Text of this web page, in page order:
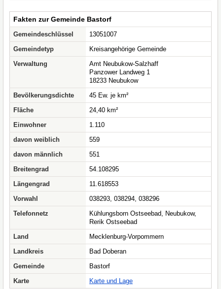
Fakten zur Gemeinde Bastorf
Gemeindeschlüssel
13051007
Gemeindetyp
Kreisangehörige Gemeinde
Verwaltung
Amt Neubukow-Salzhaff
Panzower Landweg 1
18233 Neubukow
Bevölkerungsdichte
45 Ew. je km²
Fläche
24,40 km²
Einwohner
1.110
davon weiblich
559
davon männlich
551
Breitengrad
54.108295
Längengrad
11.618553
Vorwahl
038293, 038294, 038296
Telefonnetz
Kühlungsborn Ostseebad, Neubukow,
Rerik Ostseebad
Land
Mecklenburg-Vorpommern
Landkreis
Bad Doberan
Gemeinde
Bastorf
Karte
Karte und Lage